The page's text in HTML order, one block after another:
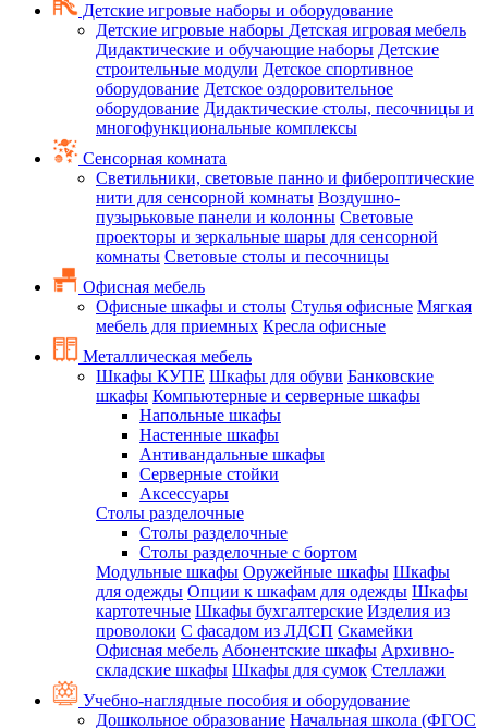
Детские игровые наборы и оборудование
Детские игровые наборы Детская игровая мебель
Дидактические и обучающие наборы Детские
строительные модули Детское спортивное
оборудование Детское оздоровительное
оборудование Дидактические столы, песочницы и
многофункциональные комплексы
Сенсорная комната
Светильники, световые панно и фибероптические
нити для сенсорной комнаты Воздушно-
пузырьковые панели и колонны Световые
проекторы и зеркальные шары для сенсорной
комнаты Световые столы и песочницы
Офисная мебель
Офисные шкафы и столы Стулья офисные Мягкая
мебель для приемных Кресла офисные
Металлическая мебель
Шкафы КУПЕ Шкафы для обуви Банковские
шкафы Компьютерные и серверные шкафы
Напольные шкафы
Настенные шкафы
Антивандальные шкафы
Серверные стойки
Аксессуары
Столы разделочные
Столы разделочные
Столы разделочные с бортом
Модульные шкафы Оружейные шкафы Шкафы
для одежды Опции к шкафам для одежды Шкафы
картотечные Шкафы бухгалтерские Изделия из
проволоки С фасадом из ЛДСП Скамейки
Офисная мебель Абонентские шкафы Архивно-
складские шкафы Шкафы для сумок Стеллажи
Учебно-наглядные пособия и оборудование
Дошкольное образование Начальная школа (ФГОС